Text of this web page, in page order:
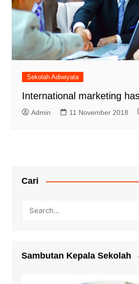
Sekolah Adiwiyata
International marketing
Admin 11 November 2018
Cari
Sambutan Kepala Sekolah